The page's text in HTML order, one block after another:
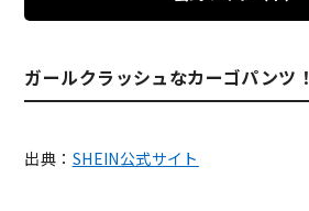
ガールクラッシュなカーゴパンツ！
出典： SHEIN公式サイト